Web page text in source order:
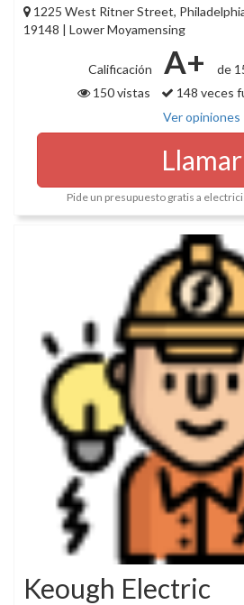
1225 West Ritner Street,
19148 | Lower Moyamensing
Calificación A+
de
150 vistas
148 veces
Ver opiniones
Llamar
Pide un presupuesto gratis a
Keough Electric